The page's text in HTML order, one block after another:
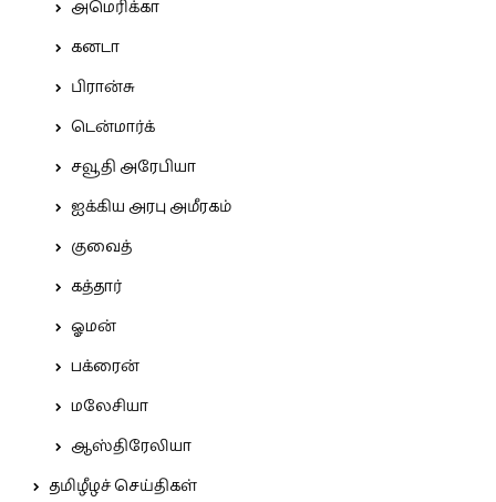
அமெரிக்கா
கனடா
பிரான்சு
டென்மார்க்
சவூதி அரேபியா
ஐக்கிய அரபு அமீரகம்
குவைத்
கத்தார்
ஓமன்
பக்ரைன்
மலேசியா
ஆஸ்திரேலியா
தமிழீழச் செய்திகள்